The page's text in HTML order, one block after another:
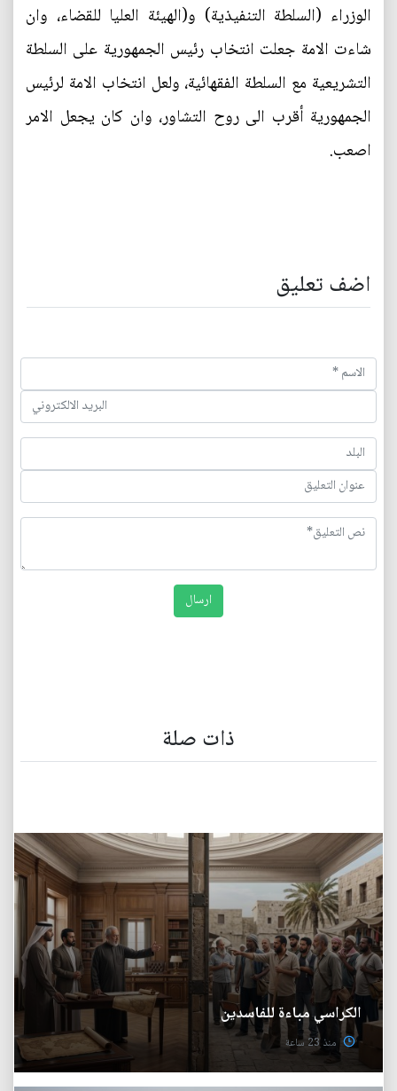
الوزراء (السلطة التنفيذية) و(الهيئة العليا للقضاء، وان
شاءت الامة جعلت انتخاب رئيس الجمهورية على السلطة
التشريعية مع السلطة الفقهائية، ولعل انتخاب الامة لرئيس
الجمهورية أقرب الى روح التشاور، وان كان يجعل الامر
اصعب.
اضف تعليق
ذات صلة
الكراسي مباءة للفاسدين
منذ 23 ساعة